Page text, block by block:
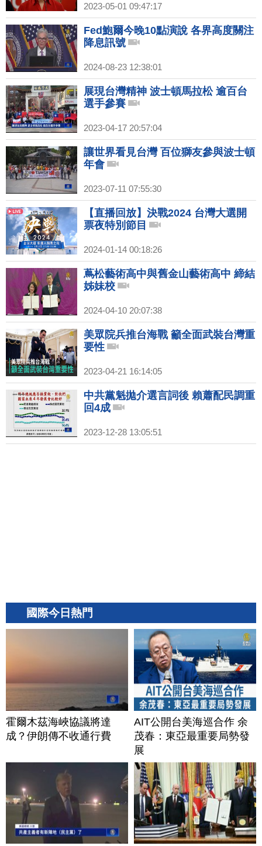
2023-05-01 09:47:17
Fed鮑爾今晚10點演說 各界高度關注
降息訊號
2024-08-23 12:38:01
展現台灣精神 波士頓馬拉松 逾百台
選手參賽
2023-04-17 20:57:04
讓世界看見台灣 百位獅友參與波士頓
年會
2023-07-11 07:55:30
【直播回放】決戰2024 台灣大選開
票夜特別節目
2024-01-14 00:18:26
蔦松藝術高中與舊金山藝術高中 締結
姊妹校
2024-04-10 20:07:38
美眾院兵推台海戰 籲全面武裝台灣重
要性
2023-04-21 16:14:05
中共黨魁拋介選言詞後 賴蕭配民調重
回4成
2023-12-28 13:05:51
國際今日熱門
霍爾木茲海峽協議將達
成？伊朗傳不收通行費
AIT公開台美海巡合作 余
茂春：東亞最重要局勢發
展